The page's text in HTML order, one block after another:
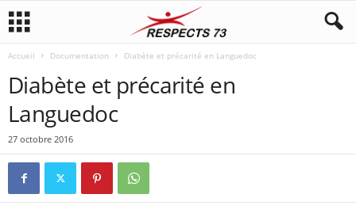
Accueil Documentation Diabète et précarité en Languedoc
Diabète et précarité en
Languedoc
27 octobre 2016